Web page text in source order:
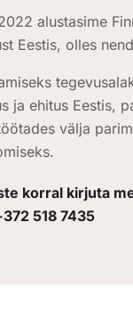
alustasime
Eestis, olles
ja ehitus Eestis,
välja
korral kirjuta
518 7435